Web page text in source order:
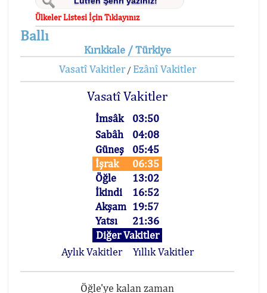
Ülkeler Listesi İçin Tıklayınız
Ballı
Kırıkkale / Türkiye
Vasatî Vakitler/ Ezânî Vakitler
Vasatî Vakitler
İmsâk
03:50
Sabâh
04:08
Güneş
05:45
İşrak
06:35
Öğle
13:02
İkindi
16:52
Akşam 19:57
Yatsı
21:36
Diğer Vakitler
Aylık Vakitler
Yıllık Vakitler
Öğle'ye kalan zaman